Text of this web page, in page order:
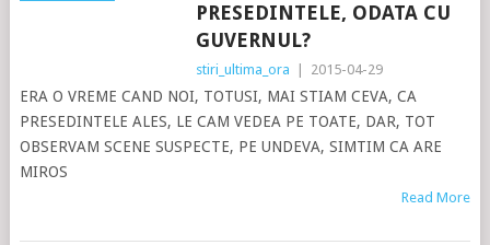
PRESEDINTELE, ODATA CU
GUVERNUL?
stiri_ultima_ora 2015-04-29
ERA O VREME CAND NOI, TOTUSI, MAI STIAM CEVA, CA
PRESEDINTELE ALES, LE CAM VEDEA PE TOATE, DAR, TOT
OBSERVAM SCENE SUSPECTE, PE UNDEVA, SIMTIM CA ARE
MIROS
Read More